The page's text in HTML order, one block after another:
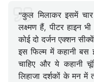
"कुल मिलाकर इसमें
लक्ष्मण हैं, पीटर हाइन
कोई दो दर्जन एक्शन
इस फिल्म में कहानी बस
चाहिए और ये कहानी
लिहाजा दर्शकों के मन में